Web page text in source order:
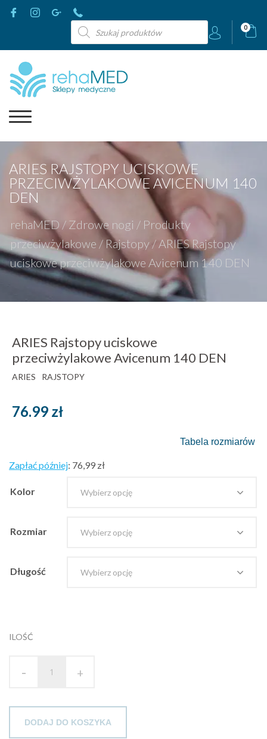
Wyszukiwarka
produktów
0
ARIES RAJSTOPY UCISKOWE
PRZECIWŻYLAKOWE AVICENUM 140
DEN
rehaMED / Zdrowe nogi / Produkty
przeciwżylakowe / Rajstopy / ARIES Rajstopy
uciskowe przeciwżylakowe Avicenum 140 DEN
ARIES Rajstopy uciskowe
przeciwżylakowe Avicenum 140 DEN
ARIES RAJSTOPY
76.99 zł
Tabela rozmiarów
Zapłać później: 76,99 zł
Kolor
Rozmiar
Długość
ILOŚĆ
- +
DODAJ DO KOSZYKA